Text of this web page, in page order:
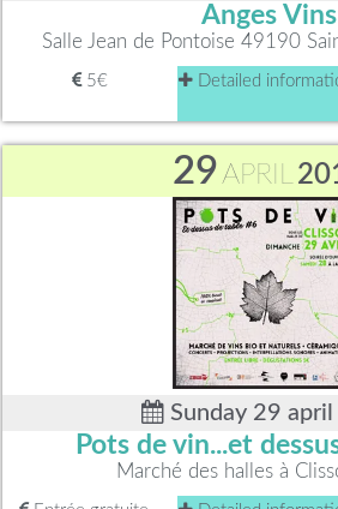
Anges Vins
Salle Jean de Pontoise 49190
5€ Detailed
29 APRIL
Sunday 29
Pots de vin...et
Marché des halles à